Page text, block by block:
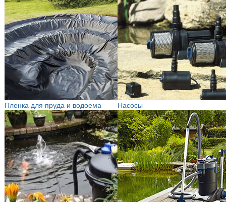
Пленка для пруда и водоема Насосы